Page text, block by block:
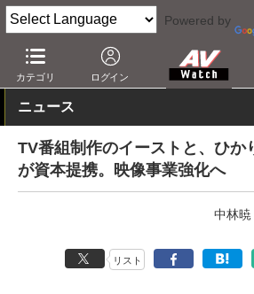
Powered by
カテゴリ ログイン
AV Watch コンテンツ・サービス 映像配
ニュース
TV番組制作のイーストと、ひか
が資本提携。映像事業強化へ
中林暁
リスト